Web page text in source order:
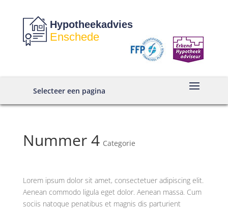
Hypotheekadvies
Enschede
Selecteer een pagina
Nummer 4 Categorie
Lorem ipsum dolor sit amet, consectetuer adipiscing elit.
Aenean commodo ligula eget dolor. Aenean massa. Cum
sociis natoque penatibus et magnis dis parturient